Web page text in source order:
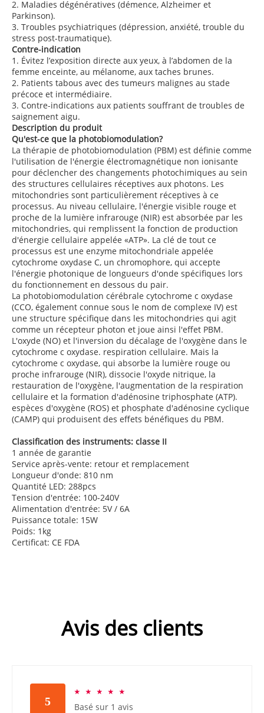
2. Maladies dégénératives (démence, Alzheimer et
Parkinson).
3. Troubles psychiatriques (dépression, anxiété, trouble du
stress post-traumatique).
Contre-indication
1. Évitez l’exposition directe aux yeux, à l’abdomen de la
femme enceinte, au mélanome, aux taches brunes.
2. Patients tabous avec des tumeurs malignes au stade
précoce et intermédiaire.
3. Contre-indications aux patients souffrant de troubles de
saignement aigu.
Description du produit
Qu'est-ce que la photobiomodulation?
La thérapie de photobiomodulation (PBM) est définie comme
l'utilisation de l'énergie électromagnétique non ionisante
pour déclencher des changements photochimiques au sein
des structures cellulaires réceptives aux photons. Les
mitochondries sont particulièrement réceptives à ce
processus. Au niveau cellulaire, l'énergie visible rouge et
proche de la lumière infrarouge (NIR) est absorbée par les
mitochondries, qui remplissent la fonction de production
d'énergie cellulaire appelée «ATP». La clé de tout ce
processus est une enzyme mitochondriale appelée
cytochrome oxydase C, un chromophore, qui accepte
l'énergie photonique de longueurs d'onde spécifiques lors
du fonctionnement en dessous du pair.
La photobiomodulation cérébrale cytochrome c oxydase
(CCO, également connue sous le nom de complexe IV) est
une structure spécifique dans les mitochondries qui agit
comme un récepteur photon et joue ainsi l'effet PBM.
L'oxyde (NO) et l'inversion du décalage de l'oxygène dans le
cytochrome c oxydase. respiration cellulaire. Mais la
cytochrome c oxydase, qui absorbe la lumière rouge ou
proche infrarouge (NIR), dissocie l'oxyde nitrique, la
restauration de l'oxygène, l'augmentation de la respiration
cellulaire et la formation d'adénosine triphosphate (ATP).
espèces d'oxygène (ROS) et phosphate d'adénosine cyclique
(CAMP) qui produisent des effets bénéfiques du PBM.
Classification des instruments: classe II
1 année de garantie
Service après-vente: retour et remplacement
Longueur d'onde: 810 nm
Quantité LED: 288pcs
Tension d'entrée: 100-240V
Alimentation d'entrée: 5V / 6A
Puissance totale: 15W
Poids: 1kg
Certificat: CE FDA
Avis des clients
5
☆ ☆ ☆ ☆ ☆
Basé sur 1 avis